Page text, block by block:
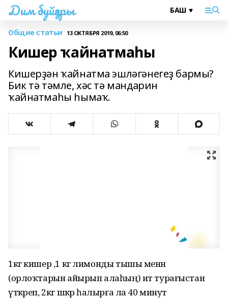
Дим буйҙары
Общие статьи 13 ОКТЯБРЯ 2019, 06:50
Кишер ҡайнатмаһы
Кишерҙән ҡайнатма эшләгәнегеҙ бармы?
Бик тә тәмле, хәс тә мандарин
ҡайнатмаһы һымаҡ.
1кг кишер ,1 кг лимонды тышы менән
(орлоҡтарын айырып алаһың) ит турағыстан
үткәреп, 2кг шәкәр һалырға ла 40 минут